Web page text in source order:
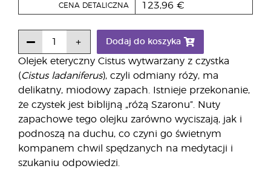
Olejek eteryczny Cistus wytwarzany z czystka
(Cistus ladaniferus), czyli odmiany róży, ma
delikatny, miodowy zapach. Istnieje przekonanie,
że czystek jest biblijną „różą Szaronu”. Nuty
zapachowe tego olejku zarówno wyciszają, jak i
podnoszą na duchu, co czyni go świetnym
kompanem chwil spędzanych na medytacji i
szukaniu odpowiedzi.
CENA DETALICZNA 123,96 €
Dodaj do koszyka